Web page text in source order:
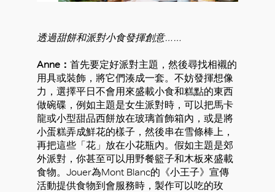
透過甜餅和派對小食發揮創意……
Anne： 首先要定好派對主題，然後尋找相襯的
用具或裝飾，將它們湊成一套。不妨發揮想像
力，選擇平日不會用來盛載小食和糕點的東西
做碗碟，例如主題是女生派對時，可以把馬卡
龍或小型甜品西餅放在玻璃首飾箱內，或是將
小蛋糕弄成鮮花的樣子，然後串在雪條棒上，
再把這些「花」放在小花瓶內。假如主題是郊
外派對，你甚至可以用野餐籃子和木板來盛載
食物。Jouer為Mont Blanc的《小王子》宣傳
活動提供食物到會服務時，製作可以吃的玫